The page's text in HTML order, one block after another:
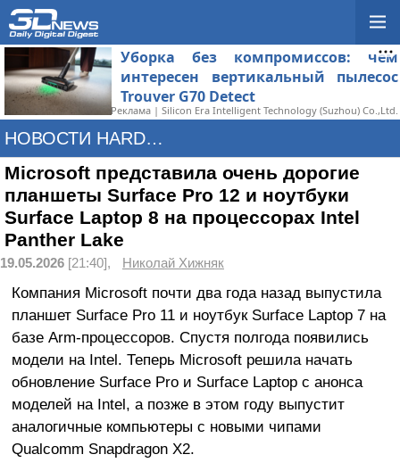
Уборка без компромиссов: чем
интересен вертикальный пылесос
Trouver G70 Detect
Реклама | Silicon Era Intelligent Technology (Suzhou) Co.,Ltd.
НОВОСТИ HARDWARE
Microsoft представила очень дорогие
планшеты Surface Pro 12 и ноутбуки
Surface Laptop 8 на процессорах Intel
Panther Lake
19.05.2026 [21:40], Николай Хижняк
Компания Microsoft почти два года назад выпустила
планшет Surface Pro 11 и ноутбук Surface Laptop 7 на
базе Arm-процессоров. Спустя полгода появились
модели на Intel. Теперь Microsoft решила начать
обновление Surface Pro и Surface Laptop с анонса
моделей на Intel, а позже в этом году выпустит
аналогичные компьютеры с новыми чипами
Qualcomm Snapdragon X2.